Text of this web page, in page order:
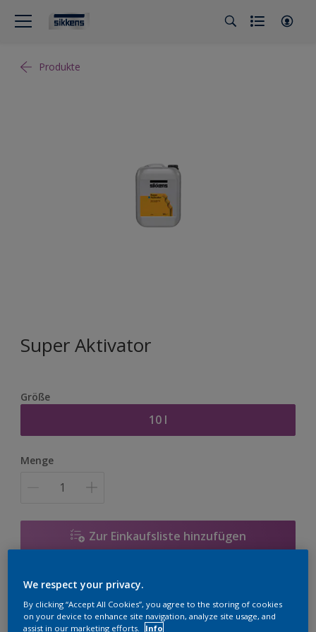
Produkte
Super Aktivator
Größe
10 l
Menge
Zur Einkaufsliste hinzufügen
Zu Projekt hinzufügen
We respect your privacy.
By clicking “Accept All Cookies”, you agree to the storing of cookies
on your device to enhance site navigation, analyze site usage, and
assist in our marketing efforts.
Info